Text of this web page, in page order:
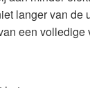
langer van
een volledige